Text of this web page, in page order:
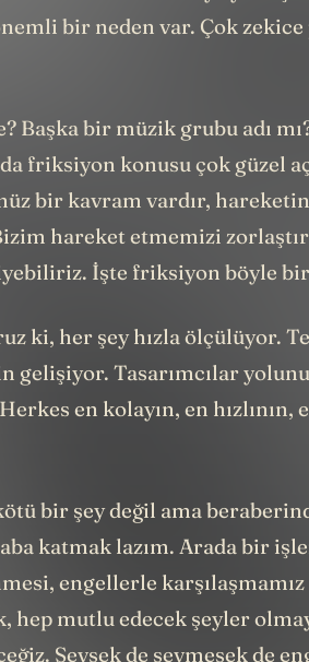
bir neden var. Çok
Başka bir müzik grubu adı
friksiyon konusu çok güzel
bir kavram vardır,
hareket etmemizi
İşte friksiyon böyle bir
ki, her şey hızla ölçülüyor.
gelişiyor. Tasarımcılar
en kolayın, en
bir şey değil ama
katmak lazım. Arada bir
engellerle
hep mutlu edecek şeyler
Sevsek de sevmesek de